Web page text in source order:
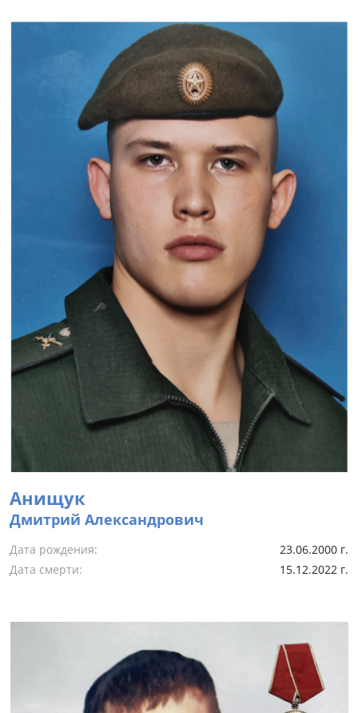
Анищук
Дмитрий Александрович
Дата рождения:
23.06.2000 г.
Дата смерти:
15.12.2022 г.